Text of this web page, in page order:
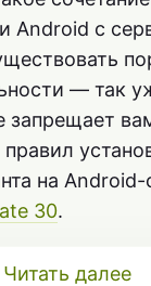
Android с
— так
запрещает
на
30.
Читать далее